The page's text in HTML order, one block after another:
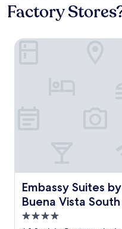
Factory
Embassy Suites
Buena Vista South
Embassy Suites by
Propiedad
Embassy Suites by